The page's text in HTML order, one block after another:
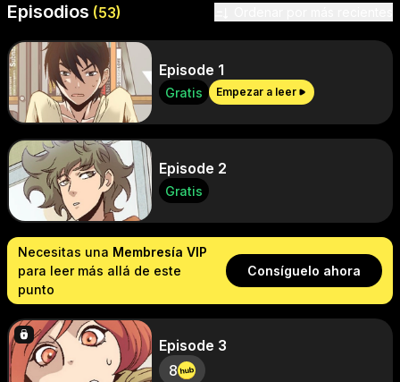
Episodios (53)
Episode 1
Empezar a leer
Gratis
Episode 2
Gratis
Necesitas una Membresía VIP
para leer más allá de este
punto
Consíguelo ahora
Episode 3
8